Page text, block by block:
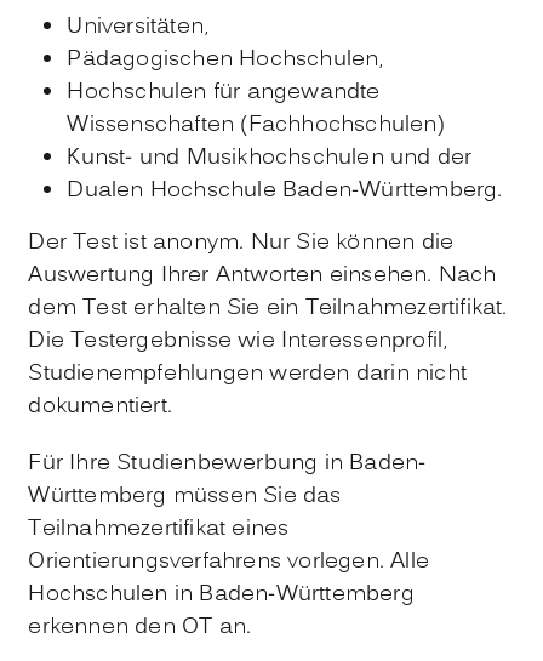
Universitäten,
Pädagogischen Hochschulen,
Hochschulen für angewandte
Wissenschaften (Fachhochschulen)
Kunst- und Musikhochschulen und der
Dualen Hochschule Baden-Württemberg.
Der Test ist anonym. Nur Sie können die
Auswertung Ihrer Antworten einsehen. Nach
dem Test erhalten Sie ein Teilnahmezertifikat.
Die Testergebnisse wie Interessenprofil,
Studienempfehlungen werden darin nicht
dokumentiert.
Für Ihre Studienbewerbung in Baden-
Württemberg müssen Sie das
Teilnahmezertifikat eines
Orientierungsverfahrens vorlegen. Alle
Hochschulen in Baden-Württemberg
erkennen den OT an.